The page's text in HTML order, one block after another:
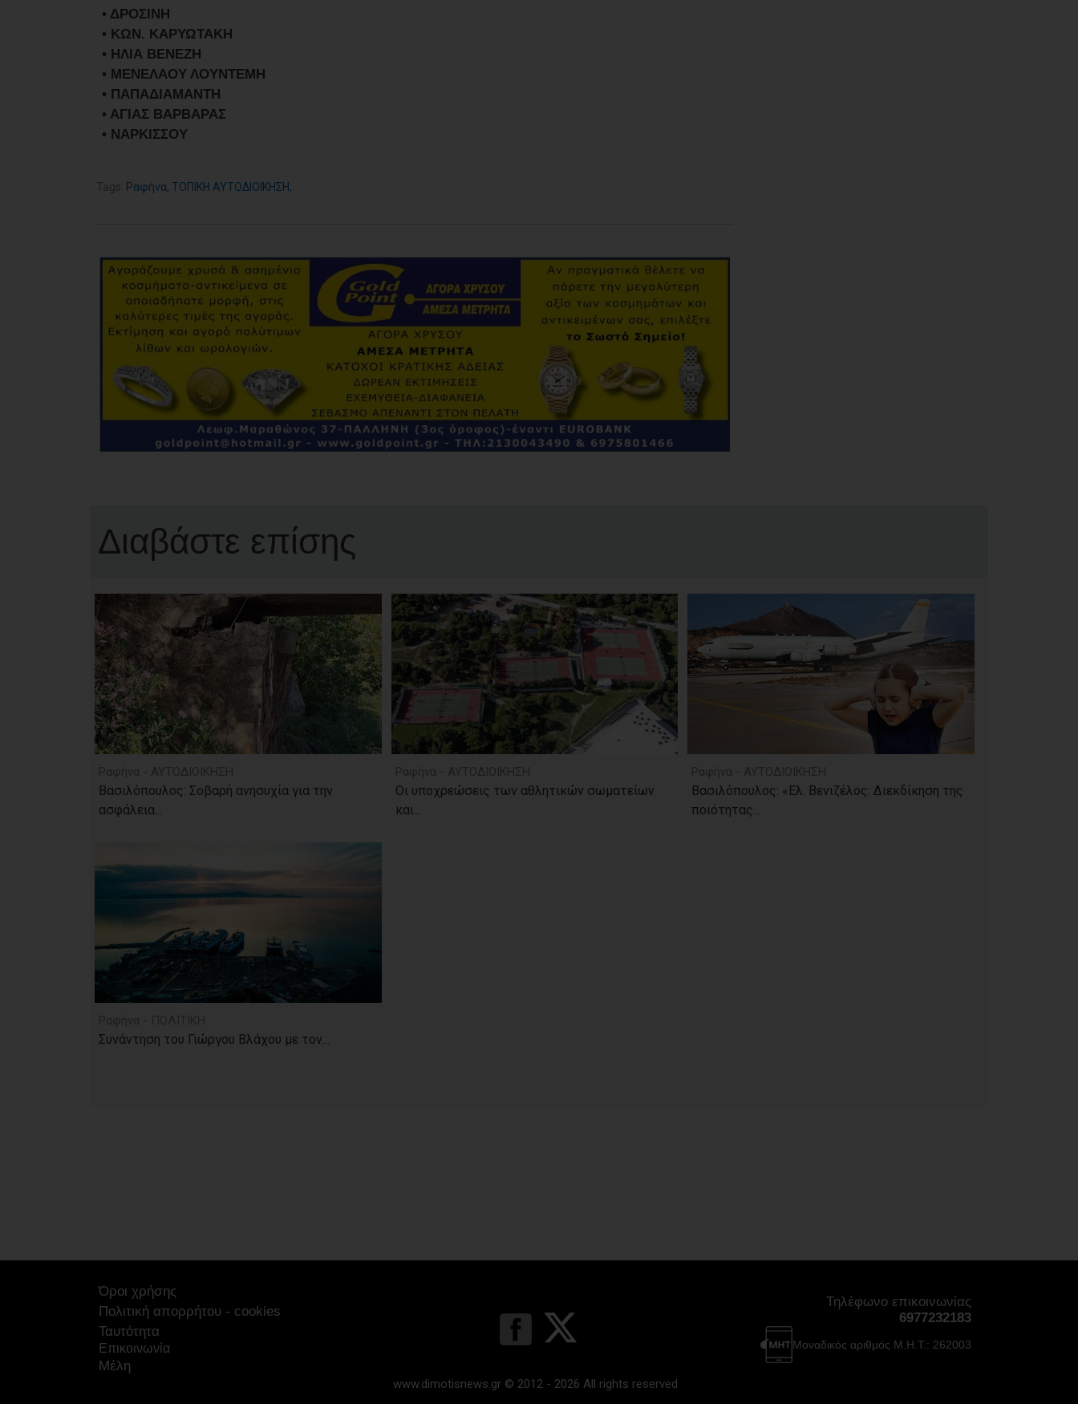
• ΔΡΟΣΙΝΗ
• ΚΩΝ. ΚΑΡΥΩΤΑΚΗ
• ΗΛΙΑ ΒΕΝΕΖΗ
• ΜΕΝΕΛΑΟΥ ΛΟΥΝΤΕΜΗ
• ΠΑΠΑΔΙΑΜΑΝΤΗ
• ΑΓΙΑΣ ΒΑΡΒΑΡΑΣ
• ΝΑΡΚΙΣΣΟΥ
Tags: Ραφήνα, ΤΟΠΙΚΗ ΑΥΤΟΔΙΟΙΚΗΣΗ,
Διαβάστε επίσης
Βασιλόπουλος: Σοβαρή ανησυχία για την
ασφάλεια...
Οι υποχρεώσεις των αθλητικών σωματείων
και...
Βασιλόπουλος: «Ελ. Βενιζέλος: Διεκδίκηση της
ποιότητας...
Συνάντηση του Γιώργου Βλάχου με τον...
Όροι χρήσης
Πολιτική απορρήτου - cookies
Ταυτότητα
Επικοινωνία
Μέλη
Τηλέφωνο επικοινωνίας
6977232183
Μοναδικός αριθμός Μ.Η.Τ.: 262003
www.dimotisnews.gr © 2012 - 2026 All rights reserved